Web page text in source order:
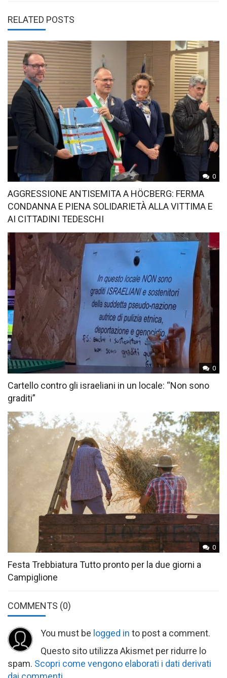
RELATED POSTS
0
AGGRESSIONE ANTISEMITA A HÖCBERG: FERMA
CONDANNA E PIENA SOLIDARIETÀ ALLA VITTIMA E
AI CITTADINI TEDESCHI
0
Cartello contro gli israeliani in un locale: “Non sono
graditi”
0
Festa Trebbiatura Tutto pronto per la due giorni a
Campiglione
COMMENTS (0)
You must be logged in to post a comment.
Questo sito utilizza Akismet per ridurre lo
spam. Scopri come vengono elaborati i dati derivati